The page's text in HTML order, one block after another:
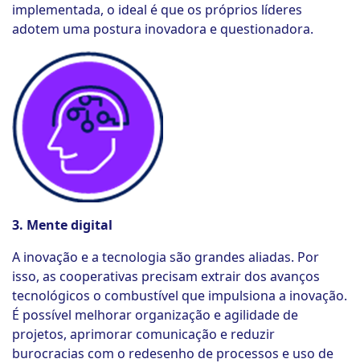
implementada, o ideal é que os próprios líderes
adotem uma postura inovadora e questionadora.
3. Mente digital
A inovação e a tecnologia são grandes aliadas. Por
isso, as cooperativas precisam extrair dos avanços
tecnológicos o combustível que impulsiona a inovação.
É possível melhorar organização e agilidade de
projetos, aprimorar comunicação e reduzir
burocracias com o redesenho de processos e uso de